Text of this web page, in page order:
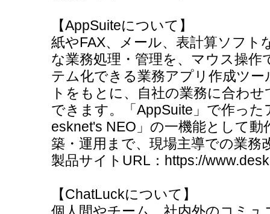
【AppSuite
紙やFAX、メール、表計算ソフト
な業務処理・管理を、マウス操
テム化できる業務アプリ作成ツ
トをもとに、自社の業務に合わ
できます。「AppSuite」で作っ
esknet's NEO」の一機能として
築・運用まで、現場主導での業務
製品サイトURL：https://
【ChatLuck
個人間やチーム、社内外のコミ